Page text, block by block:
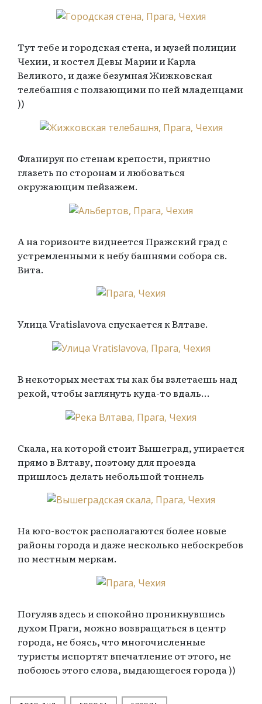
Тут тебе и городская стена, и музей полиции
Чехии, и костел Девы Марии и Карла
Великого, и даже безумная Жижковская
телебашня с ползающими по ней младенцами
))
Фланируя по стенам крепости, приятно
глазеть по сторонам и любоваться
окружающим пейзажем.
А на горизонте виднеется Пражский град с
устремленными к небу башнями собора св.
Вита.
Улица Vratislavova спускается к Влтаве.
В некоторых местах ты как бы взлетаешь над
рекой, чтобы заглянуть куда-то вдаль…
Скала, на которой стоит Вышеград, упирается
прямо в Влтаву, поэтому для проезда
пришлось делать небольшой тоннель
На юго-восток располагаются более новые
районы города и даже несколько небоскребов
по местным меркам.
Погуляв здесь и спокойно проникнувшись
духом Праги, можно возвращаться в центр
города, не боясь, что многочисленные
туристы испортят впечатление от этого, не
побоюсь этого слова, выдающегося города ))